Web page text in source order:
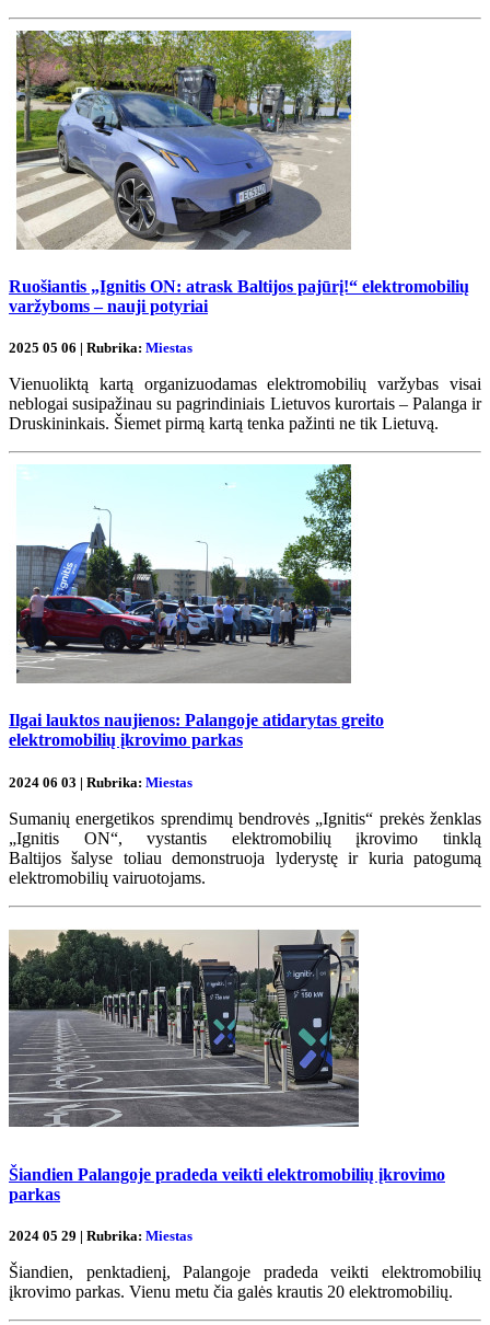
Ruošiantis „Ignitis ON: atrask Baltijos pajūrį!“ elektromobilių
varžyboms – nauji potyriai
2025 05 06 | Rubrika: Miestas
Vienuoliktą kartą organizuodamas elektromobilių varžybas visai
neblogai susipažinau su pagrindiniais Lietuvos kurortais – Palanga ir
Druskininkais. Šiemet pirmą kartą tenka pažinti ne tik Lietuvą.
Ilgai lauktos naujienos: Palangoje atidarytas greito
elektromobilių įkrovimo parkas
2024 06 03 | Rubrika: Miestas
Sumanių energetikos sprendimų bendrovės „Ignitis“ prekės ženklas
„Ignitis ON“, vystantis elektromobilių įkrovimo tinklą
Baltijos šalyse​​ toliau demonstruoja lyderystę ir kuria patogumą
elektromobilių vairuotojams.
Šiandien Palangoje pradeda veikti elektromobilių įkrovimo
parkas
2024 05 29 | Rubrika: Miestas
Šiandien, penktadienį, Palangoje pradeda veikti elektromobilių
įkrovimo parkas. Vienu metu čia galės krautis 20 elektromobilių.